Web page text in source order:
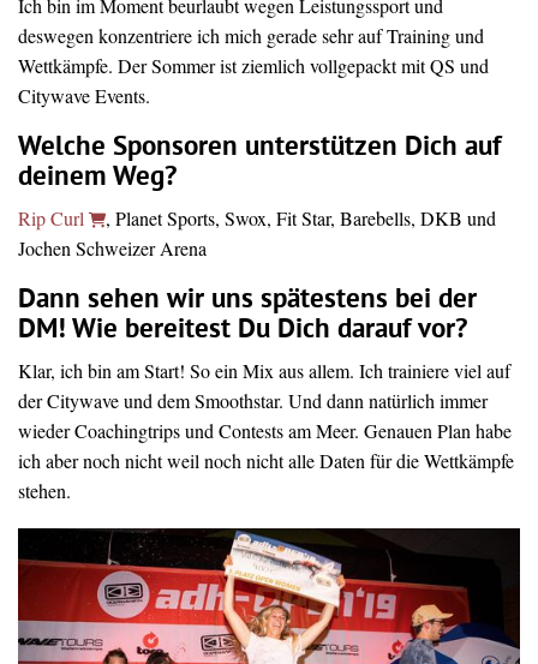
Ich bin im Moment beurlaubt wegen Leistungssport und
deswegen konzentriere ich mich gerade sehr auf Training und
Wettkämpfe. Der Sommer ist ziemlich vollgepackt mit QS und
Citywave Events.
Welche Sponsoren unterstützen Dich auf
deinem Weg?
Rip Curl
, Planet Sports, Swox, Fit Star, Barebells, DKB und
Jochen Schweizer Arena
Dann sehen wir uns spätestens bei der
DM! Wie bereitest Du Dich darauf vor?
Klar, ich bin am Start! So ein Mix aus allem. Ich trainiere viel auf
der Citywave und dem Smoothstar. Und dann natürlich immer
wieder Coachingtrips und Contests am Meer. Genauen Plan habe
ich aber noch nicht weil noch nicht alle Daten für die Wettkämpfe
stehen.